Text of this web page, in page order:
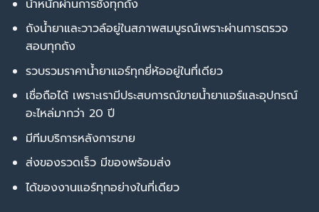
น้ำหนักผ่านการชั่งทุกถัง
ถังน้ำยาและวาวล์อยู่ในสภาพสมบูรณ์เพราะผ่านการตรวจ
สอบทุกถัง
รวบรวมราคาน้ำยาแอร์ทุกยี่ห้ออยู่ในที่เดียว
เชื่อถือได้ เพราะเรามีประสบการณ์ขายน้ำยาแอร์และอุปกรณ์
อะไหล่มากว่า 20 ปี
มีทีมบริการหลังการขาย
ส่งของรวดเร็ว มีของพร้อมส่ง
ได้ของงานแอร์ทุกอย่างในที่เดียว